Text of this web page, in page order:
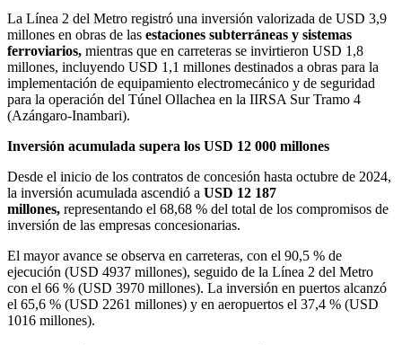
La Línea 2 del Metro registró una inversión valorizada de USD 3,9
millones en obras de las estaciones subterráneas y sistemas
ferroviarios, mientras que en carreteras se invirtieron USD 1,8
millones, incluyendo USD 1,1 millones destinados a obras para la
implementación de equipamiento electromecánico y de seguridad
para la operación del Túnel Ollachea en la IIRSA Sur Tramo 4
(Azángaro-Inambari).
Inversión acumulada supera los USD 12 000 millones
Desde el inicio de los contratos de concesión hasta octubre de 2024,
la inversión acumulada ascendió a USD 12 187
millones, representando el 68,68 % del total de los compromisos de
inversión de las empresas concesionarias.
El mayor avance se observa en carreteras, con el 90,5 % de
ejecución (USD 4937 millones), seguido de la Línea 2 del Metro
con el 66 % (USD 3970 millones). La inversión en puertos alcanzó
el 65,6 % (USD 2261 millones) y en aeropuertos el 37,4 % (USD
1016 millones).